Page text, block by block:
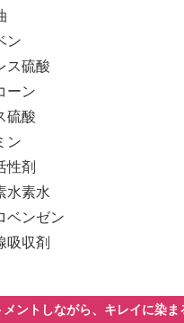
ン
ス硫酸
ーン
硫酸
ン
性剤
水素水
ベンゼン
吸収剤
メントしながら、キレイに染ま